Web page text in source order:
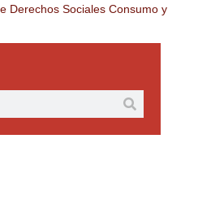
Derechos Sociales Consumo y